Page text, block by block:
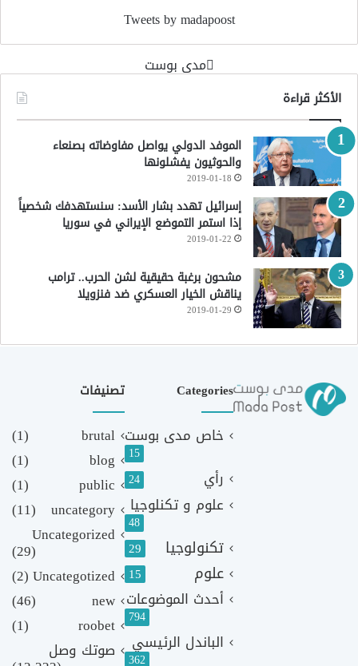
Tweets by madapoost
‏مدى بوست‏
الأكثر قراءة
الموفد الدولي يواصل مفاوضاته بصنعاء
والحوثيون يفشلونها
2019-01-18
إسرائيل تهدد بشار الأسد: سنستهدفك شخصياً
إذا استمر التموضع الإيراني في سوريا
2019-01-22
مشحون برغبة حقيقية لشن الحرب.. ترامب
يناقش الخيار العسكري ضد فنزويلا
2019-01-29
Categories
خاص مدى بوست
15
رأي 24
علوم و تكنلوجيا
48
تكنولوجيا 29
علوم 15
أحدث الموضوعات
794
الباندل الرئيسي
362
تصنيفات
brutal
(1)
blog
(1)
public
(1)
uncategory
(11)
Uncategorized
(29)
Uncategotized
(2)
new
(46)
roobet
(1)
صوتك وصل